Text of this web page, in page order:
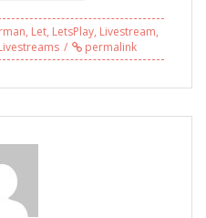
Community
Server
, Let, LetsPlay, Livestream,
permalink